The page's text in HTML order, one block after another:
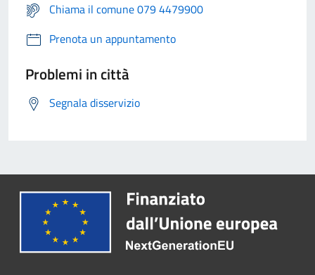
Chiama il comune 079 4479900
Prenota un appuntamento
Problemi in città
Segnala disservizio